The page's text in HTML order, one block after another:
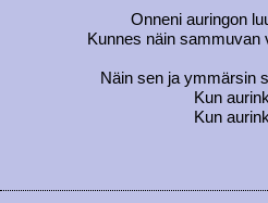
Onneni auringon
Kunnes näin sammuvan
Näin sen ja ymmärsin
Kun
Kun